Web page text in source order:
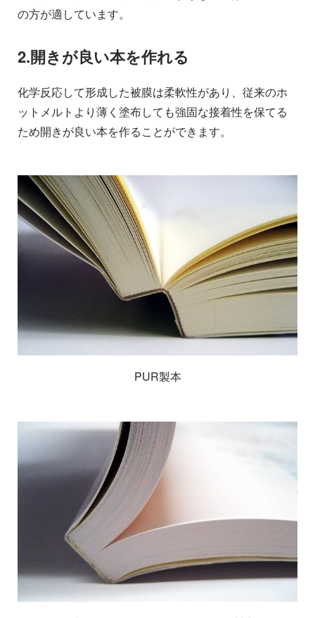
の方が適しています。
2.開きが良い本を作れる
化学反応して形成した被膜は柔軟性があり、従来のホ
ットメルトより薄く塗布しても強固な接着性を保てる
ため開きが良い本を作ることができます。
PUR製本